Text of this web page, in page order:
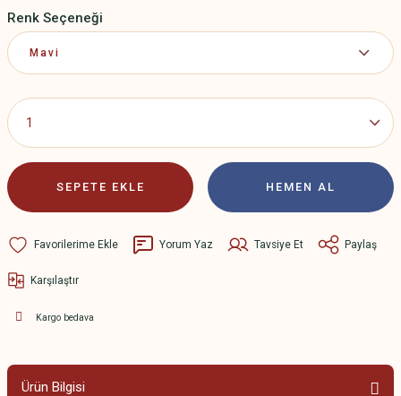
Renk Seçeneği
SEPETE EKLE HEMEN AL
Yorum Yaz Tavsiye Et Paylaş
Karşılaştır
Kargo bedava
Ürün Bilgisi